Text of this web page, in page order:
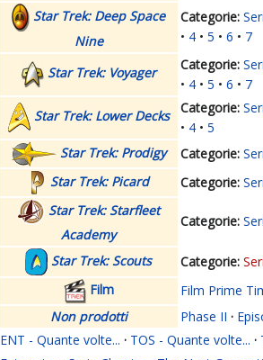
Star Trek: Deep Space
Nine
4
5 6 7
Star Trek: Voyager
4
5 6
7
Star Trek: Lower Decks
4
5
Star Trek: Prodigy
Star Trek: Picard
Star Trek: Starfleet
Academy
Star Trek: Scouts
Film
Film Prime
Non prodotti
Phase II ·
ENT - Quante volte... · TOS - Quante volte... ·